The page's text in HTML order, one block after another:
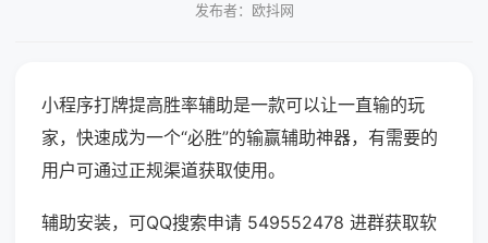
发布者：欧抖网
小程序打牌提高胜率辅助是一款可以让一直输的玩
家，快速成为一个“必胜”的输赢辅助神器，有需要的
用户可通过正规渠道获取使用。
辅助安装，可QQ搜索申请 549552478 进群获取软